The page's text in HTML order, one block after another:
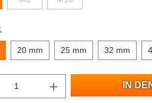
20 mm 25 mm 32 mm
IN